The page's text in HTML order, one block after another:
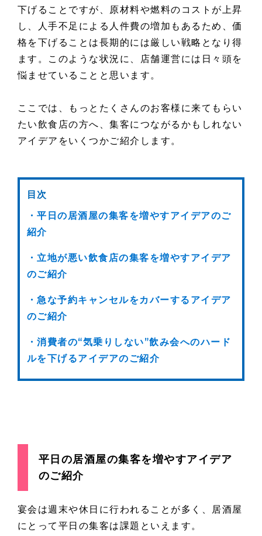
下げることですが、原材料や燃料のコストが上昇
し、人手不足による人件費の増加もあるため、価
格を下げることは長期的には厳しい戦略となり得
ます。このような状況に、店舗運営には日々頭を
悩ませていることと思います。
ここでは、もっとたくさんのお客様に来てもらい
たい飲食店の方へ、集客につながるかもしれない
アイデアをいくつかご紹介します。
目次
・平日の居酒屋の集客を増やすアイデアのご
紹介
・立地が悪い飲食店の集客を増やすアイデア
のご紹介
・急な予約キャンセルをカバーするアイデア
のご紹介
・消費者の“気乗りしない”飲み会へのハード
ルを下げるアイデアのご紹介
平日の居酒屋の集客を増やすアイデア
のご紹介
宴会は週末や休日に行われることが多く、居酒屋
にとって平日の集客は課題といえます。